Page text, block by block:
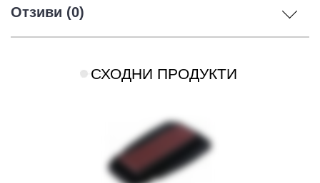
Отзиви (0)
СХОДНИ ПРОДУКТИ